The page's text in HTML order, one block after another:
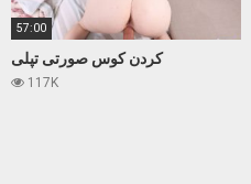
57:00
کردن کوس صورتی تپلی
117K